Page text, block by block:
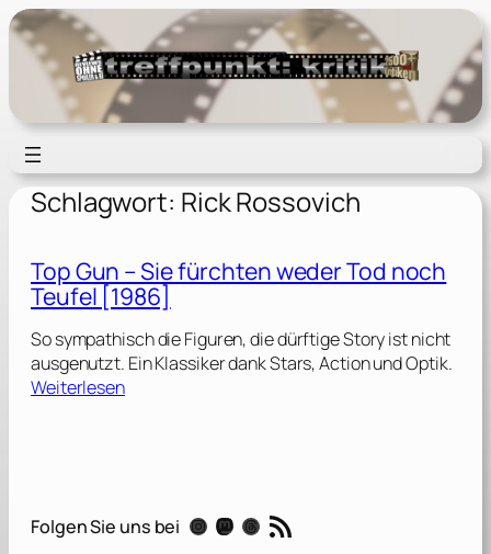
Zum
Inhalt
springen
Schlagwort: Rick Rossovich
Top Gun – Sie fürchten weder Tod noch
Teufel [1986]
So sympathisch die Figuren, die dürftige Story ist nicht
ausgenutzt. Ein Klassiker dank Stars, Action und Optik.
Weiterlesen:
n
Folgen Sie uns bei Instagram Mastodon Threads RSS-Feed